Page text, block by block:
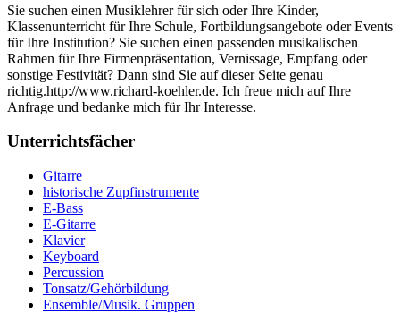
Sie suchen einen Musiklehrer für sich oder Ihre Kinder,
Klassenunterricht für Ihre Schule, Fortbildungsangebote oder Events
für Ihre Institution? Sie suchen einen passenden musikalischen
Rahmen für Ihre Firmenpräsentation, Vernissage, Empfang oder
sonstige Festivität? Dann sind Sie auf dieser Seite genau
richtig.http://www.richard-koehler.de. Ich freue mich auf Ihre
Anfrage und bedanke mich für Ihr Interesse.
Unterrichtsfächer
Gitarre
historische Zupfinstrumente
E-Bass
E-Gitarre
Klavier
Keyboard
Percussion
Tonsatz/Gehörbildung
Ensemble/Musik. Gruppen